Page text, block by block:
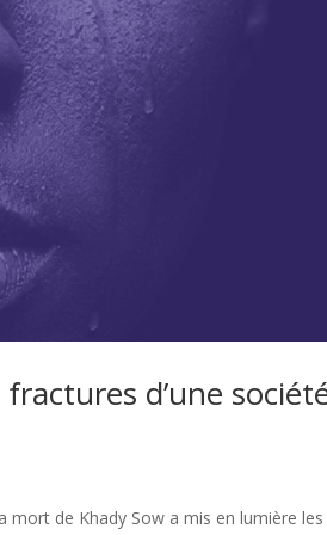
d’une
de Khady Sow a mis en lumière les